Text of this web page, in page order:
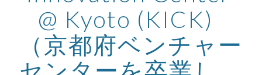
@ Kyoto (KICK)
（京都府ベンチャー